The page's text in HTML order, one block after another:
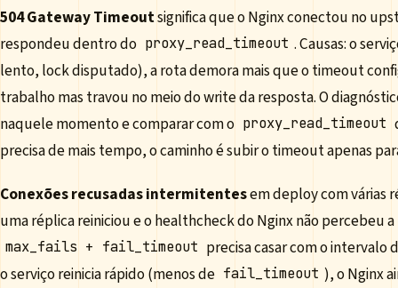
504 Gateway Timeoutsignifica que o Nginx conectou no
respondeu dentro do proxy_read_timeout . Causas: o
lento, lock disputado), a rota demora mais que o timeout
trabalho mas travou no meio do write da resposta. O
naquele momento e comparar com o proxy_read_timeout
precisa de mais tempo, o caminho é subir o timeout apenas
Conexões recusadas intermitentesem deploy com várias
uma réplica reiniciou e o healthcheck do Nginx não percebeu
max_fails + fail_timeout precisa casar com o intervalo
o serviço reinicia rápido (menos de fail_timeout ), o Nginx